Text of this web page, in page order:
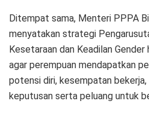
Ditempat sama, Menteri PPPA
menyatakan strategi
Kesetaraan dan Keadilan
agar perempuan mendapatkan
potensi diri, kesempatan
keputusan serta peluang untuk